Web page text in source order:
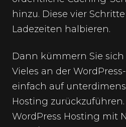
hinzu. Diese vier
Ladezeiten halbieren.
Dann kümmern Sie
Vieles an der
einfach auf
Hosting
WordPress Hosting mit